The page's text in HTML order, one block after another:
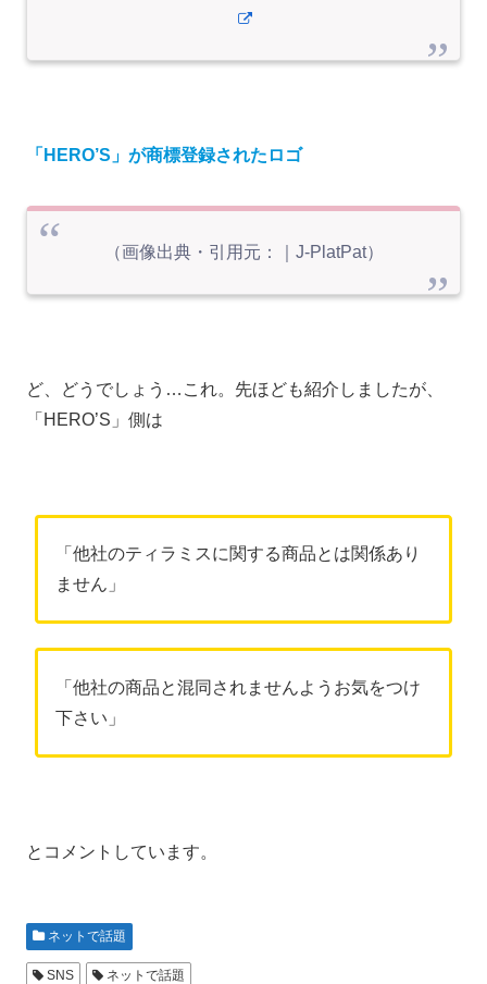
「HERO’S」が商標登録されたロゴ
（画像出典・引用元：｜J-PlatPat）
ど、どうでしょう…これ。先ほども紹介しましたが、
「HERO’S」側は
「他社のティラミスに関する商品とは関係あり
ません」
「他社の商品と混同されませんようお気をつけ
下さい」
とコメントしています。
ネットで話題
SNS ネットで話題